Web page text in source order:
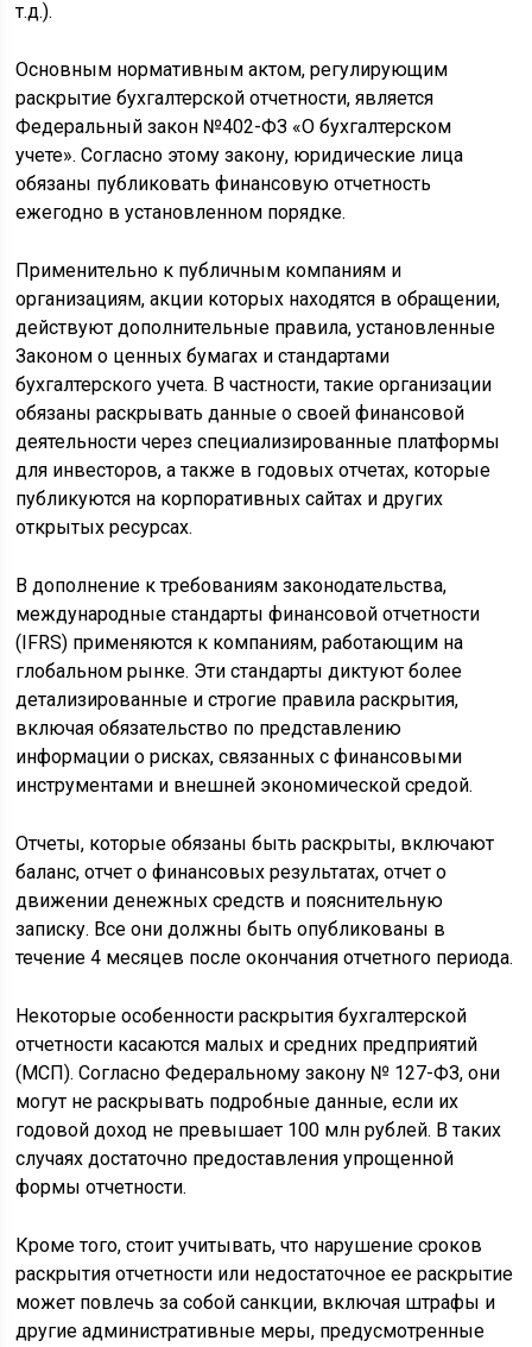
т.д.).
Основным нормативным актом, регулирующим
раскрытие бухгалтерской отчетности, является
Федеральный закон №402-ФЗ «О бухгалтерском
учете». Согласно этому закону, юридические лица
обязаны публиковать финансовую отчетность
ежегодно в установленном порядке.
Применительно к публичным компаниям и
организациям, акции которых находятся в обращении,
действуют дополнительные правила, установленные
Законом о ценных бумагах и стандартами
бухгалтерского учета. В частности, такие организации
обязаны раскрывать данные о своей финансовой
деятельности через специализированные платформы
для инвесторов, а также в годовых отчетах, которые
публикуются на корпоративных сайтах и других
открытых ресурсах.
В дополнение к требованиям законодательства,
международные стандарты финансовой отчетности
(IFRS) применяются к компаниям, работающим на
глобальном рынке. Эти стандарты диктуют более
детализированные и строгие правила раскрытия,
включая обязательство по представлению
информации о рисках, связанных с финансовыми
инструментами и внешней экономической средой.
Отчеты, которые обязаны быть раскрыты, включают
баланс, отчет о финансовых результатах, отчет о
движении денежных средств и пояснительную
записку. Все они должны быть опубликованы в
течение 4 месяцев после окончания отчетного периода.
Некоторые особенности раскрытия бухгалтерской
отчетности касаются малых и средних предприятий
(МСП). Согласно Федеральному закону № 127-ФЗ, они
могут не раскрывать подробные данные, если их
годовой доход не превышает 100 млн рублей. В таких
случаях достаточно предоставления упрощенной
формы отчетности.
Кроме того, стоит учитывать, что нарушение сроков
раскрытия отчетности или недостаточное ее раскрытие
может повлечь за собой санкции, включая штрафы и
другие административные меры, предусмотренные